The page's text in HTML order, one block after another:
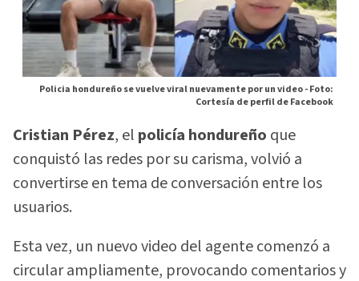
Policia hondureño se vuelve viral nuevamente por un video -Foto:
Cortesía de perfil de Facebook
Cristian Pérez, el policía hondureño que
conquistó las redes por su carisma, volvió a
convertirse en tema de conversación entre los
usuarios.
Esta vez, un nuevo video del agente comenzó a
circular ampliamente, provocando comentarios y